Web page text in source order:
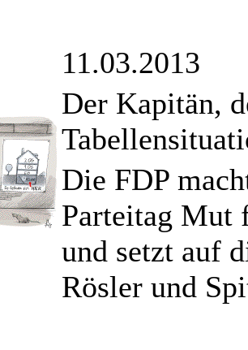
11.03.2013
Der Kapitän,
Die FDP
Parteitag Mut
und setzt auf
Rösler und